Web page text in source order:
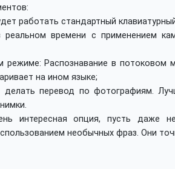
работать стандартный
реальном времени с применением
режиме: Распознавание в потоковом
на ином языке;
перевод по фотографиям.
интересная опция, пусть даже
необычных фраз. Они